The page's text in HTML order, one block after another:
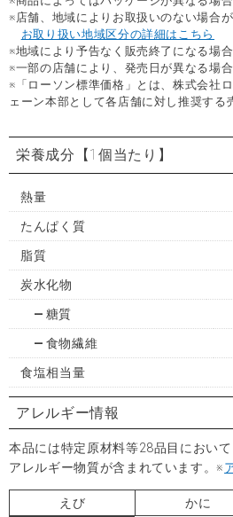
※店舗、地域によりお取扱いのない場合が
お取り扱い地域区分の詳細はこちら
※地域により予告なく販売終了になる場合
※一部の店舗により、発売日が異なる場合
※「ローソン標準価格」とは、株式会社
ェーン本部として各店舗に対し推奨する
栄養成分 【1個当たり】
熱量
たんぱく質
脂質
炭水化物
糖質
食物繊維
食塩相当量
アレルギー情報
本品には特定原材料等28品目におい
アレルギー物質が含まれています。※
えび かに